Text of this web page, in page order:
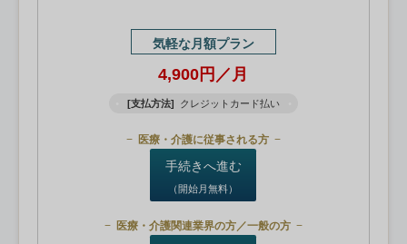
気軽な月額プラン
4,900円／月
[支払方法] クレジットカード払い
医療・介護に従事される方
手続きへ進む
（開始月無料）
医療・介護関連業界の方／一般の方